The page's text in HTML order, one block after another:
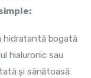
hidratantă bogată
hialuronic sau
și sănătoasă.